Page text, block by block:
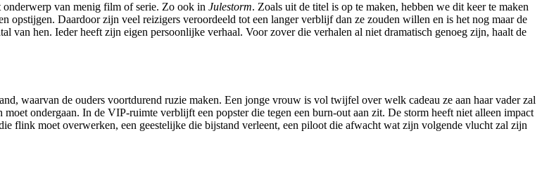
van menig film of serie. Zo ook in Julestorm. Zoals uit de titel is op te maken, hebben we dit keer te maken
opstijgen. Daardoor zijn veel reizigers veroordeeld tot een langer verblijf dan ze zouden willen en is het nog maar de
van hen. Ieder heeft zijn eigen persoonlijke verhaal. Voor zover die verhalen al niet dramatisch genoeg zijn, haalt de
waarvan de ouders voortdurend ruzie maken. Een jonge vrouw is vol twijfel over welk cadeau ze aan haar vader zal
ondergaan. In de VIP-ruimte verblijft een popster die tegen een burn-out aan zit. De storm heeft niet alleen impact
flink moet overwerken, een geestelijke die bijstand verleent, een piloot die afwacht wat zijn volgende vlucht zal zijn